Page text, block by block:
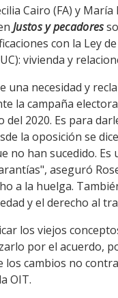
Link
Cairo (FA) y
Justos y pecadores
con la Ley
vivienda y
una necesidad y
la campaña
del 2020. Es para
la oposición se
no han sucedido. Es
aseguró
a la huelga.
y el derecho al
los viejos
por el acuerdo,
los cambios no
OIT.